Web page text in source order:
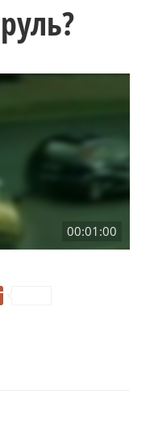
00:01:00